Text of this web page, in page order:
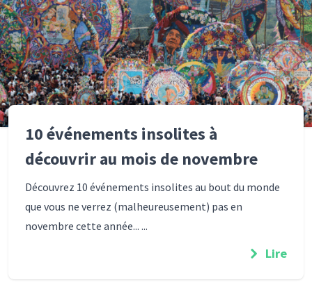
10 événements insolites à
découvrir au mois de novembre
Découvrez 10 événements insolites au bout du monde
que vous ne verrez (malheureusement) pas en
novembre cette année... ...
Lire